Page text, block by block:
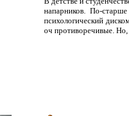
напарников. По-
психологический
оч противоречивые. Но,